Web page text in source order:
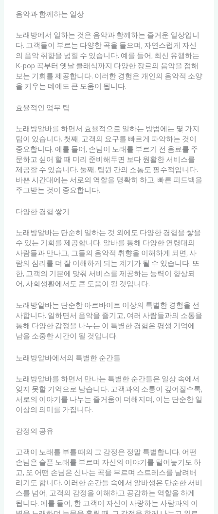
음악과 함께하는 일상
노래방에서 일하는 것은 음악과 함께하는 즐거운 일상입니
다. 고객들이 부르는 다양한 곡을 들으며, 자연스럽게 자신
의 음악 취향을 넓힐 수 있습니다. 예를 들어, 최신 유행하는
K-pop 곡부터 옛날 클래식까지 다양한 장르의 음악을 접해
보는 기회를 제공합니다. 이러한 경험은 개인의 음악적 소양
을 키우는 데에도 큰 도움이 됩니다.
효율적인 업무 팁
노래방알바를 하면서 효율적으로 일하는 방법에는 몇 가지
팁이 있습니다. 첫째, 고객의 요구를 빠르게 파악하는 것이
중요합니다. 예를 들어, 손님이 노래를 부르기 전 음료를 주
문하고 싶어 할 때 미리 준비해두면 보다 원활한 서비스를
제공할 수 있습니다. 둘째, 팀원 간의 소통도 필수적입니다.
바쁜 시간대에는 서로의 역할을 명확히 하고, 빠른 피드백을
주고받는 것이 중요합니다.
다양한 경험 쌓기
노래방알바는 단순히 일하는 것 외에도 다양한 경험을 쌓을
수 있는 기회를 제공합니다. 알바를 통해 다양한 연령대의
사람들과 만나고, 그들의 음악적 취향을 이해하게 되면, 사
람의 심리를 더 잘 이해하게 되는 계기가 될 수 있습니다. 또
한, 고객의 기분에 맞춰 서비스를 제공하는 능력이 향상되
어, 사회생활에서도 큰 도움이 될 것입니다.
노래방알바는 단순한 아르바이트 이상의 특별한 경험을 선
사합니다. 일하면서 음악을 즐기고, 여러 사람들과의 소통을
통해 다양한 감정을 나누는 이 특별한 경험은 평생 기억에
남을 소중한 시간이 될 것입니다.
노래방알바에서의 특별한 순간들
노래방알바를 하면서 만나는 특별한 순간들은 일상 속에서
잊지 못할 기억으로 남습니다. 고객과의 소통이 깊어질수록,
서로의 이야기를 나누는 즐거움이 더해지며, 이는 단순한 일
이상의 의미를 가집니다.
감정의 공유
고객이 노래를 부를 때의 그 감정은 정말 특별합니다. 어떤
손님은 슬픈 노래를 부르며 자신의 이야기를 털어놓기도 하
고, 또 어떤 손님은 신나는 곡을 부르며 스트레스를 날려버
리기도 합니다. 이러한 순간들 속에서 알바생은 단순한 서비
스를 넘어, 고객의 감정을 이해하고 공감하는 역할을 하게
됩니다. 예를 들어, 한 고객이 자신이 사랑하는 사람과의 이